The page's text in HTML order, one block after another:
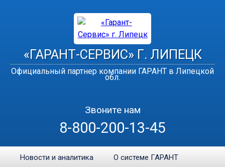
«ГАРАНТ-СЕРВИС» Г. ЛИПЕЦК
Официальный партнер компании ГАРАНТ в Липецкой
обл.
Звоните нам
8-800-200-13-45
Новости и аналитика О системе ГАРАНТ